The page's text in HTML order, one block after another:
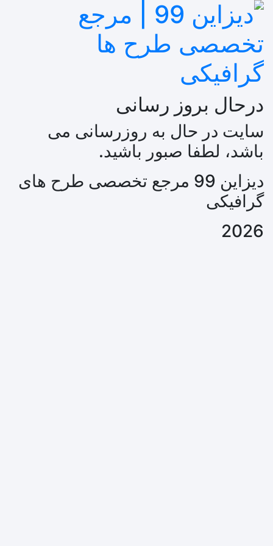
درحال بروز رسانی
سایت در حال به روزرسانی می
باشد، لطفا صبور باشید.
دیزاین 99 مرجع تخصصی طرح های
گرافیکی
2026